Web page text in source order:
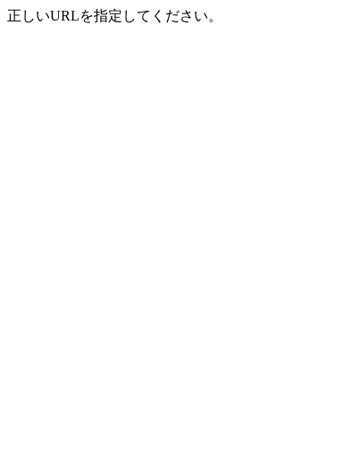
正しいURLを指定してください。